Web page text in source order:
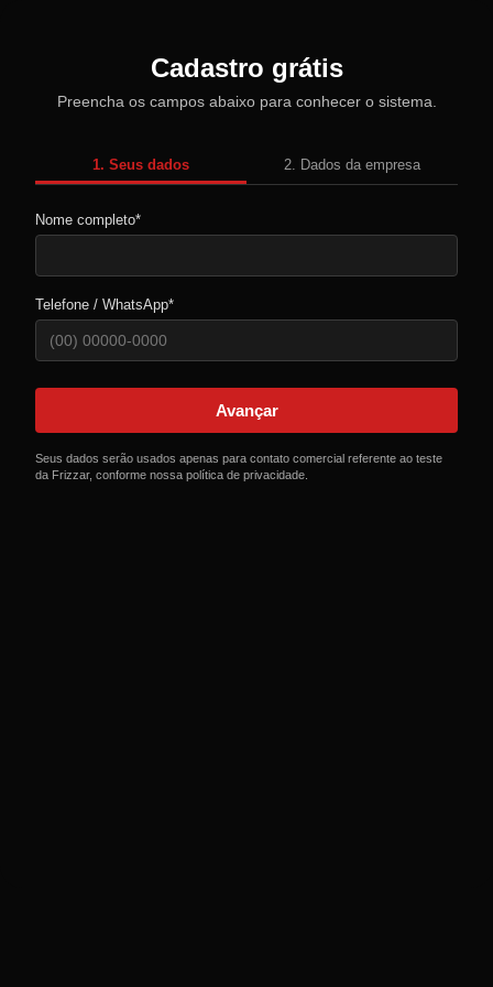
Cadastro grátis
Preencha os campos abaixo para conhecer o sistema.
1. Seus dados 2. Dados da empresa
Nome completo*
Telefone / WhatsApp*
Avançar
Seus dados serão usados apenas para contato comercial referente ao teste
da Frizzar, conforme nossa política de privacidade.